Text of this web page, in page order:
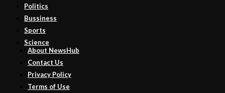
Politics
Bussiness
Sports
Science
About NewsHub
Contact Us
Privacy Policy
Terms of Use